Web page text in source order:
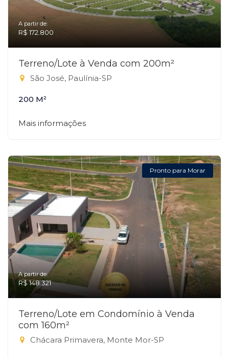
A partir de:
R$ 172.800
Terreno/Lote à Venda com 200m²
São José, Paulínia-SP
200 M²
Mais informações
Pronto para Morar
A partir de:
R$ 148.321
Terreno/Lote em Condomínio à Venda
com 160m²
Chácara Primavera, Monte Mor-SP